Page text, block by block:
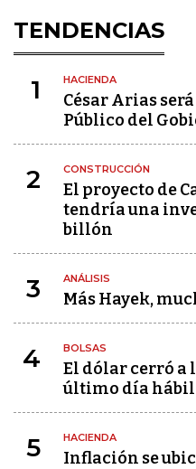
TENDENCIAS
1 HACIENDA
César Arias
Público del
2 CONSTRUCCIÓN
El proyecto de
tendría una
billón
3 ANÁLISIS
Más Hayek,
4 BOLSAS
El dólar cerró a
último día hábil
5 HACIENDA
Inflación se